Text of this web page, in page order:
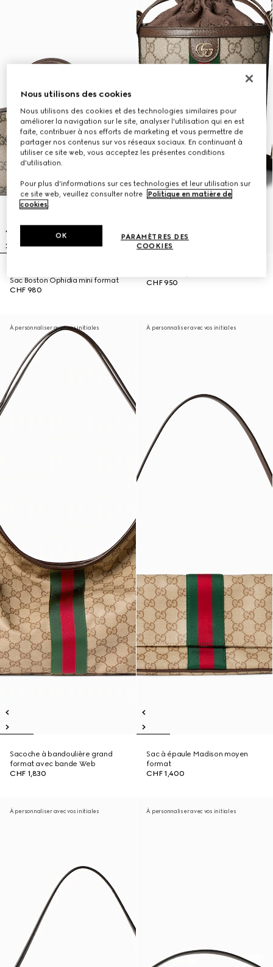
Sac Boston Ophidia mini format
CHF 980
CHF 950
À personnaliser avec vos initiales
Sacoche à bandoulière grand
format avec bande Web
CHF 1,830
À personnaliser avec vos initiales
Sac à épaule Madison moyen
format
CHF 1,400
À personnaliser avec vos initiales À personnaliser avec vos initiales
Nous utilisons des cookies
Nous utilisons des cookies et des technologies similaires pour
améliorer la navigation sur le site, analyser l'utilisation qui en est
faite, contribuer à nos efforts de marketing et vous permettre de
partager nos contenus sur vos réseaux sociaux. En continuant à
utiliser ce site web, vous acceptez les présentes conditions
d'utilisation.
Pour plus d'informations sur ces technologies et leur utilisation sur
ce site web, veuillez consulter notre
Politique en matière de
cookies.
PARAMÈTRES DES
COOKIES
OK